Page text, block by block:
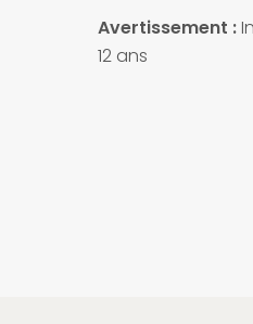
Avertissement :
12 ans